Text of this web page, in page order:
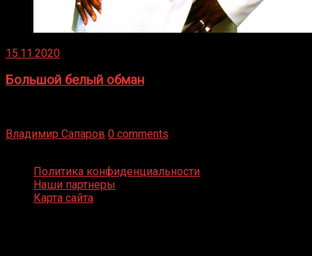
15.11.2020
Большой белый обман
Владимир Сапаров 0 comments
Политика конфиденциальности
Наши партнеры
Карта сайта